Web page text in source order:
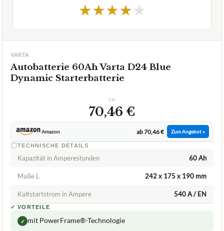
★★★★★
VARTA
Autobatterie 60Ah Varta D24 Blue
Dynamic Starterbatterie
ca.
70,46 €
Amazon ab 70,46 € Zum Angebot »
TECHNISCHE DETAILS
Kapazität in Amperestunden 60 Ah
Maße L 242 x 175 x 190 mm
Kaltstartstrom in Ampere 540 A / EN
✓ VORTEILE
✓ mit PowerFrame®-Technologie